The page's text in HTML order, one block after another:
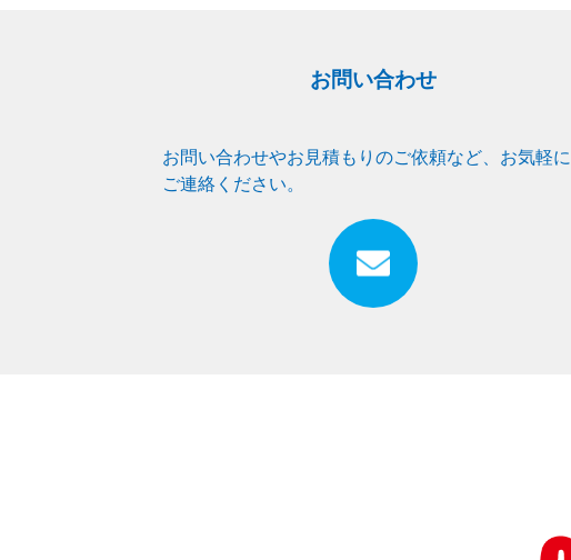
お問い合わせ
お問い合わせやお見積もりのご依頼など、お気軽に
ご連絡ください。